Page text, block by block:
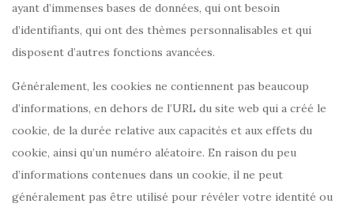
ayant d’immenses bases de données, qui ont besoin
d’identifiants, qui ont des thèmes personnalisables et qui
disposent d’autres fonctions avancées.
Généralement, les cookies ne contiennent pas beaucoup
d’informations, en dehors de l’URL du site web qui a créé le
cookie, de la durée relative aux capacités et aux effets du
cookie, ainsi qu’un numéro aléatoire. En raison du peu
d’informations contenues dans un cookie, il ne peut
généralement pas être utilisé pour révéler votre identité ou